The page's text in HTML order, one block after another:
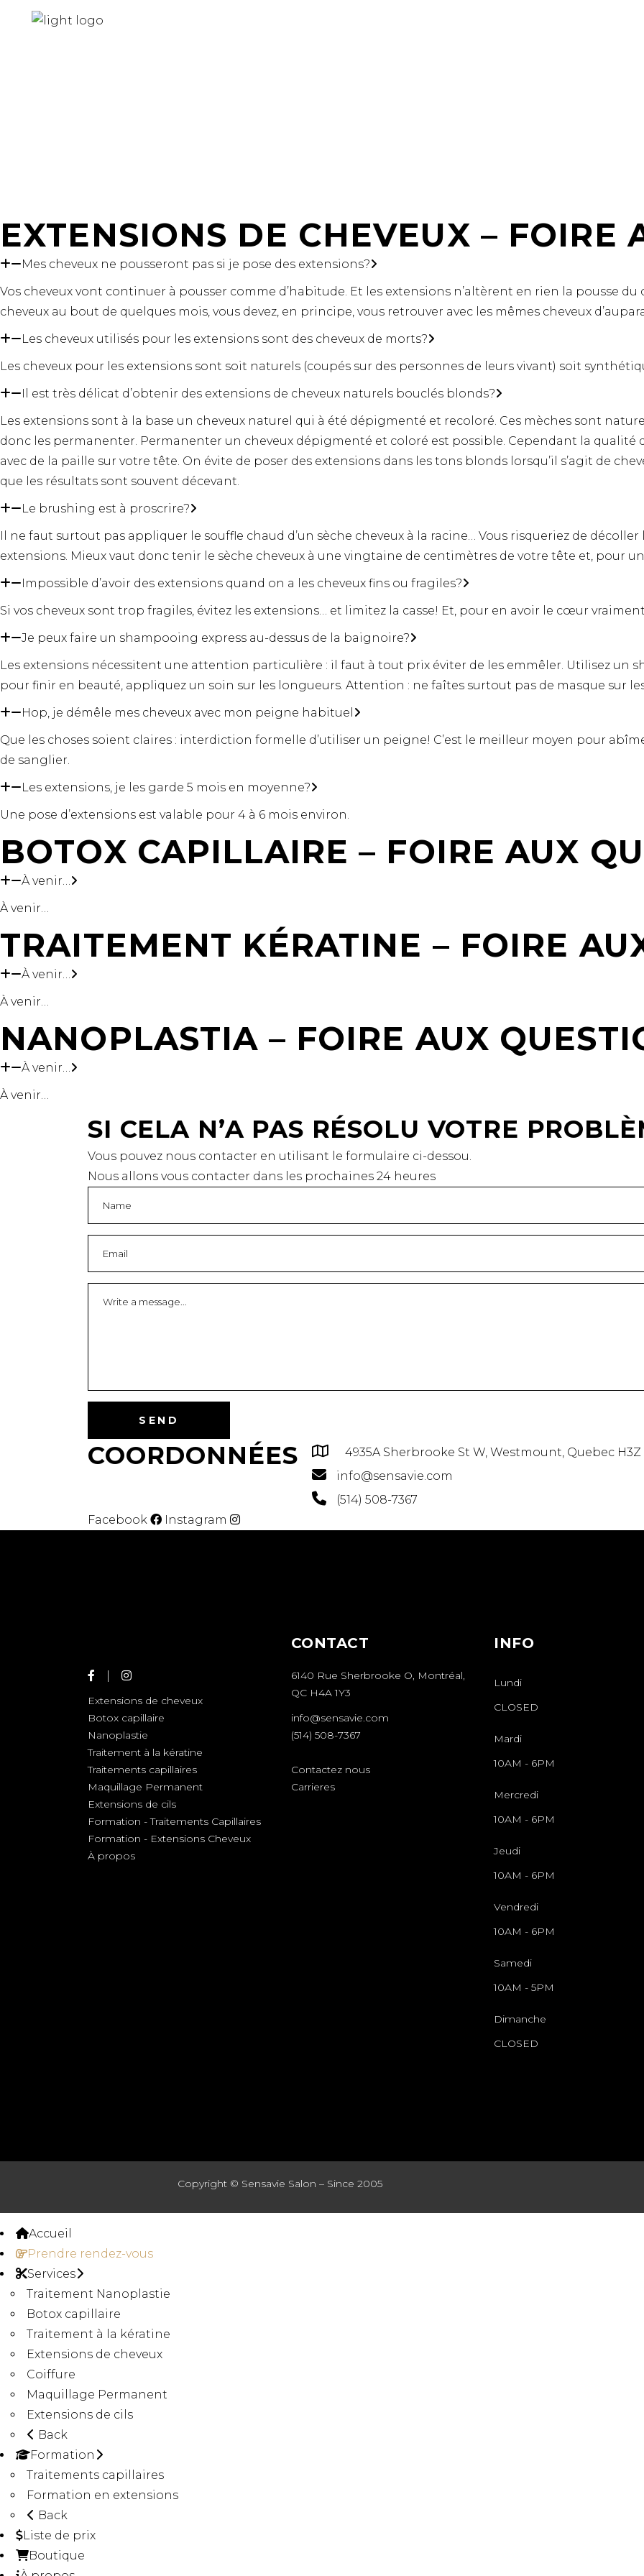
EXTENSIONS DE CHEVEUX – FOIRE
Mes cheveux ne pousseront pas si je pose des extensions?
Vos cheveux vont continuer à pousser comme d’habitude. Et les extensions n’altèrent en rien la pousse du
cheveux au bout de quelques mois, vous devez, en principe, vous retrouver avec les mêmes cheveux
Les cheveux utilisés pour les extensions sont des cheveux de morts?
Les cheveux pour les extensions sont soit naturels (coupés sur des personnes de leurs vivant) soit
Il est très délicat d’obtenir des extensions de cheveux naturels bouclés blonds?
Les extensions sont à la base un cheveux naturel qui à été dépigmenté et recoloré. Ces mèches sont
donc les permanenter. Permanenter un cheveux dépigmenté et coloré est possible. Cependant la qualité
avec de la paille sur votre tête. On évite de poser des extensions dans les tons blonds lorsqu’il s’agit de
que les résultats sont souvent décevant.
Le brushing est à proscrire?
Il ne faut surtout pas appliquer le souffle chaud d’un sèche cheveux à la racine… Vous risqueriez de
extensions. Mieux vaut donc tenir le sèche cheveux à une vingtaine de centimètres de votre tête et, pour
Impossible d’avoir des extensions quand on a les cheveux fins ou fragiles?
Si vos cheveux sont trop fragiles, évitez les extensions… et limitez la casse! Et, pour en avoir le cœur
Je peux faire un shampooing express au-dessus de la baignoire?
Les extensions nécessitent une attention particulière : il faut à tout prix éviter de les emmêler. Utilisez un
pour finir en beauté, appliquez un soin sur les longueurs. Attention : ne faîtes surtout pas de masque sur
Hop, je démêle mes cheveux avec mon peigne habituel
Que les choses soient claires : interdiction formelle d’utiliser un peigne! C’est le meilleur moyen pour
de sanglier.
Les extensions, je les garde 5 mois en moyenne?
Une pose d’extensions est valable pour 4 à 6 mois environ.
BOTOX CAPILLAIRE – FOIRE AUX
À venir…
À venir…
TRAITEMENT KÉRATINE – FOIRE
À venir…
À venir…
NANOPLASTIA – FOIRE AUX
À venir…
À venir…
SI CELA N’A PAS RÉSOLU VOTRE
Vous pouvez nous contacter en utilisant le formulaire ci-dessou.
Nous allons vous contacter dans les prochaines 24 heures
COORDONNÉES
4935A Sherbrooke St W, Westmount, Quebec H3Z
info@sensavie.com
(514) 508-7367
Facebook
Instagram
Extensions de cheveux
Botox capillaire
Nanoplastie
Traitement à la kératine
Traitements capillaires
Maquillage Permanent
Extensions de cils
Formation - Traitements Capillaires
Formation - Extensions Cheveux
À propos
CONTACT
6140 Rue Sherbrooke O, Montréal,
QC H4A 1Y3
info@sensavie.com
(514) 508-7367
Contactez nous
Carrieres
INFO
Lundi
CLOSED
Mardi
10AM - 6PM
Mercredi
10AM - 6PM
Jeudi
10AM - 6PM
Vendredi
10AM - 6PM
Samedi
10AM - 5PM
Dimanche
CLOSED
Copyright © Sensavie Salon – Since 2005
Accueil
Prendre rendez-vous
Services
Traitement Nanoplastie
Botox capillaire
Traitement à la kératine
Extensions de cheveux
Coiffure
Maquillage Permanent
Extensions de cils
Back
Formation
Traitements capillaires
Formation en extensions
Back
Liste de prix
Boutique